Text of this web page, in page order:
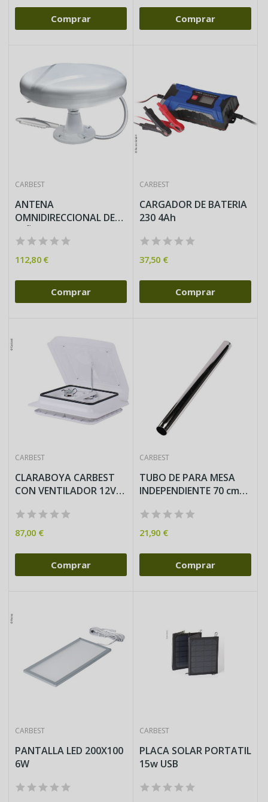
Comprar Comprar
CARBEST
ANTENA
OMNIDIRECCIONAL DE
112,80 €
Comprar
CARBEST
CARGADOR DE BATERIA
230 4Ah
37,50 €
Comprar
CARBEST
CLARABOYA CARBEST
CON VENTILADOR 12V
87,00 €
Comprar
CARBEST
TUBO DE PARA MESA
INDEPENDIENTE 70 cm
21,90 €
Comprar
CARBEST
PANTALLA LED 200X100
6W
CARBEST
PLACA SOLAR PORTATIL
15w USB